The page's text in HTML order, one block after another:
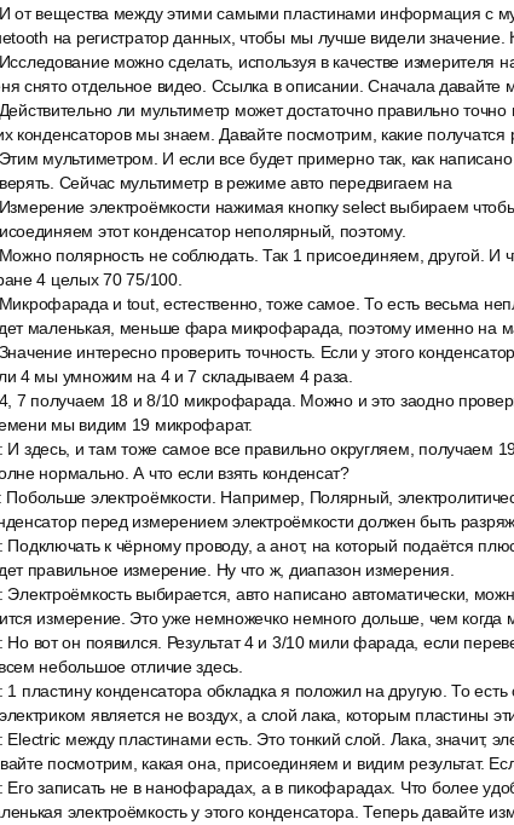
И от вещества между этими самыми пластинами информация с
на регистратор данных, чтобы мы лучше видели значение.
Исследование можно сделать, используя в качестве измерителя
снято отдельное видео. Ссылка в описании. Сначала давайте
Действительно ли мультиметр может достаточно правильно точно
конденсаторов мы знаем. Давайте посмотрим, какие получатся
Этим мультиметром. И если все будет примерно так, как
Сейчас мультиметр в режиме авто передвигаем на
Измерение электроёмкости нажимая кнопку select выбираем
этот конденсатор неполярный, поэтому.
Можно полярность не соблюдать. Так 1 присоединяем, другой. И
4 целых 70 75/100.
Микрофарада и tout, естественно, тоже самое. То есть весьма
маленькая, меньше фара микрофарада, поэтому именно на
Значение интересно проверить точность. Если у этого
4 мы умножим на 4 и 7 складываем 4 раза.
4, 7 получаем 18 и 8/10 микрофарада. Можно и это заодно
мы видим 19 микрофарат.
И здесь, и там тоже самое все правильно округляем, получаем
нормально. А что если взять конденсат?
: Побольше электроёмкости. Например, Полярный,
перед измерением электроёмкости должен быть
: Подключать к чёрному проводу, а анот, на который подаётся
правильное измерение. Ну что ж, диапазон измерения.
: Электроёмкость выбирается, авто написано автоматически,
измерение. Это уже немножечко немного дольше, чем когда
Но вот он появился. Результат 4 и 3/10 мили фарада, если
небольшое отличие здесь.
1 пластину конденсатора обкладка я положил на другую. То
является не воздух, а слой лака, которым пластины
Electric между пластинами есть. Это тонкий слой. Лака, значит,
посмотрим, какая она, присоединяем и видим результат.
: Его записать не в нанофарадах, а в пикофарадах. Что более
электроёмкость у этого конденсатора. Теперь давайте